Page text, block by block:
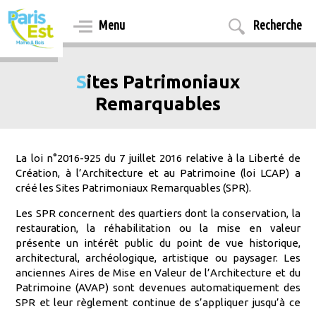
Aller
au
contenu
principal
Menu Recherche
Sites Patrimoniaux
Remarquables
La loi n°2016-925 du 7 juillet 2016 relative à la Liberté de
Création, à l’Architecture et au Patrimoine (loi LCAP) a
créé les Sites Patrimoniaux Remarquables (SPR).
Les SPR concernent des quartiers dont la conservation, la
restauration, la réhabilitation ou la mise en valeur
présente un intérêt public du point de vue historique,
architectural, archéologique, artistique ou paysager. Les
anciennes Aires de Mise en Valeur de l’Architecture et du
Patrimoine (AVAP) sont devenues automatiquement des
SPR et leur règlement continue de s’appliquer jusqu’à ce